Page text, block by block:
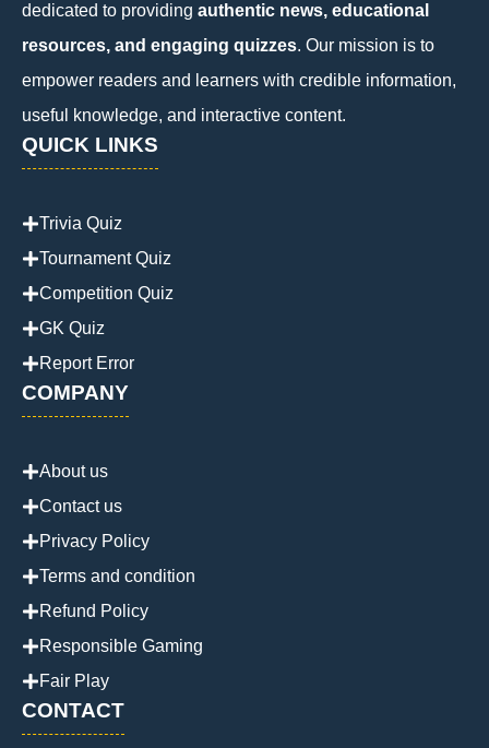
dedicated to providing authentic news, educational
resources, and engaging quizzes. Our mission is to
empower readers and learners with credible information,
useful knowledge, and interactive content.
QUICK LINKS
Trivia Quiz
Tournament Quiz
Competition Quiz
GK Quiz
Report Error
COMPANY
About us
Contact us
Privacy Policy
Terms and condition
Refund Policy
Responsible Gaming
Fair Play
CONTACT